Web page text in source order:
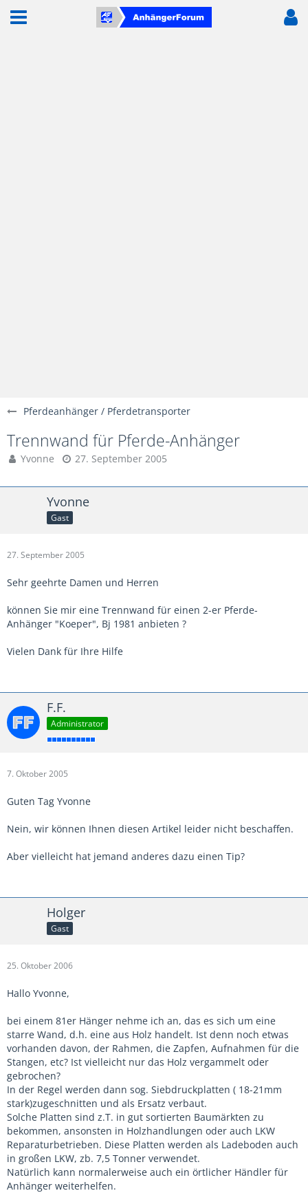
Pferdeanhänger / Pferdetransporter
Trennwand für Pferde-Anhänger
Yvonne 27. September 2005
Yvonne
Gast
27. September 2005
Sehr geehrte Damen und Herren
können Sie mir eine Trennwand für einen 2-er Pferde-
Anhänger "Koeper", Bj 1981 anbieten ?
Vielen Dank für Ihre Hilfe
F.F.
Administrator
7. Oktober 2005
Guten Tag Yvonne
Nein, wir können Ihnen diesen Artikel leider nicht beschaffen.
Aber vielleicht hat jemand anderes dazu einen Tip?
Holger
Gast
25. Oktober 2006
Hallo Yvonne,
bei einem 81er Hänger nehme ich an, das es sich um eine
starre Wand, d.h. eine aus Holz handelt. Ist denn noch etwas
vorhanden davon, der Rahmen, die Zapfen, Aufnahmen für die
Stangen, etc? Ist vielleicht nur das Holz vergammelt oder
gebrochen?
In der Regel werden dann sog. Siebdruckplatten ( 18-21mm
stark)zugeschnitten und als Ersatz verbaut.
Solche Platten sind z.T. in gut sortierten Baumärkten zu
bekommen, ansonsten in Holzhandlungen oder auch LKW
Reparaturbetrieben. Diese Platten werden als Ladeboden auch
in großen LKW, zb. 7,5 Tonner verwendet.
Natürlich kann normalerweise auch ein örtlicher Händler für
Anhänger weiterhelfen.